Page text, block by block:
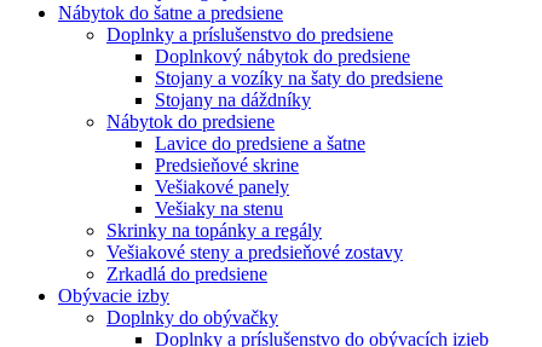
Nábytok do šatne a predsiene
Doplnky a príslušenstvo do predsiene
Doplnkový nábytok do predsiene
Stojany a vozíky na šaty do predsiene
Stojany na dáždníky
Nábytok do predsiene
Lavice do predsiene a šatne
Predsieňové skrine
Vešiakové panely
Vešiaky na stenu
Skrinky na topánky a regály
Vešiakové steny a predsieňové zostavy
Zrkadlá do predsiene
Obývacie izby
Doplnky do obývačky
Doplnky a príslušenstvo do obývacích izieb